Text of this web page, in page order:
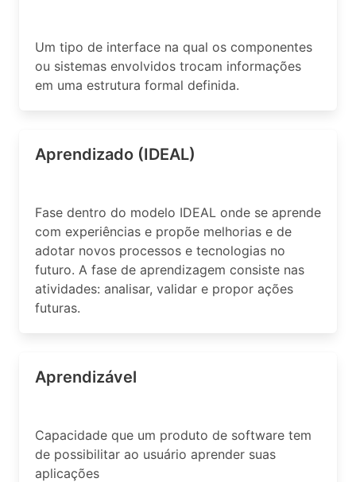
Um tipo de interface na qual os componentes
ou sistemas envolvidos trocam informações
em uma estrutura formal definida.
Aprendizado (IDEAL)
Fase dentro do modelo IDEAL onde se aprende
com experiências e propõe melhorias e de
adotar novos processos e tecnologias no
futuro. A fase de aprendizagem consiste nas
atividades: analisar, validar e propor ações
futuras.
Aprendizável
Capacidade que um produto de software tem
de possibilitar ao usuário aprender suas
aplicações